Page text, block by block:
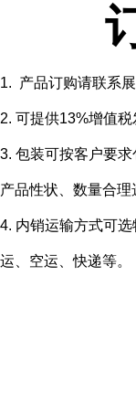
1. 产品订购请联系
2. 可提供13%增值税
3. 包装可按客户要
产品性状、数量合理
4. 内销运输方式可
运、空运、快递等。